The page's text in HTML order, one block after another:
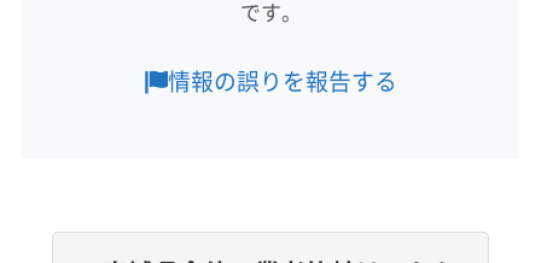
牡鹿郡女川町
宮城郡七ヶ浜町
宮城郡松島町
宮城郡利府町
8:00〜18:00
非公開
です。
情報の誤りを報告する